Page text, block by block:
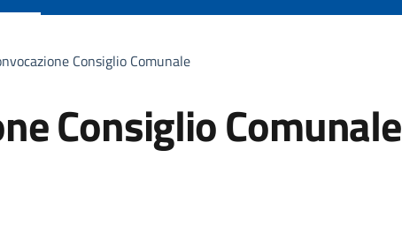
Consiglio Comunale
Consiglio Comunale